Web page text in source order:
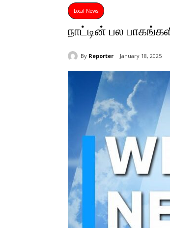
Local News
நாட்டின் பல
By Reporter January 18, 2025